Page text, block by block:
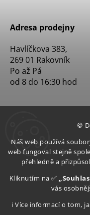
🍪
Náš web používá
web fungoval stejně
přehledně a
Kliknutím na ✅
vás
ℹ️ Více informací o tom,
Adresa prodejny
Havlíčkova 383,
269 01 Rakovník
Po až Pá
od 8 do 16:30 hod